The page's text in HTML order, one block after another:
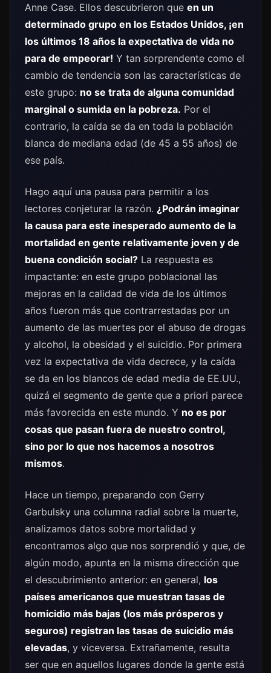
Anne Case. Ellos descubrieron que en un
determinado grupo en los Estados Unidos, ¡en
los últimos 18 años la expectativa de vida no
para de empeorar! Y tan sorprendente como el
cambio de tendencia son las características de
este grupo: no se trata de alguna comunidad
marginal o sumida en la pobreza. Por el
contrario, la caída se da en toda la población
blanca de mediana edad (de 45 a 55 años) de
ese país.
Hago aquí una pausa para permitir a los
lectores conjeturar la razón. ¿Podrán imaginar
la causa para este inesperado aumento de la
mortalidad en gente relativamente joven y de
buena condición social? La respuesta es
impactante: en este grupo poblacional las
mejoras en la calidad de vida de los últimos
años fueron más que contrarrestadas por un
aumento de las muertes por el abuso de drogas
y alcohol, la obesidad y el suicidio. Por primera
vez la expectativa de vida decrece, y la caída
se da en los blancos de edad media de EE.UU.,
quizá el segmento de gente que a priori parece
más favorecida en este mundo. Y no es por
cosas que pasan fuera de nuestro control,
sino por lo que nos hacemos a nosotros
mismos.
Hace un tiempo, preparando con Gerry
Garbulsky una columna radial sobre la muerte,
analizamos datos sobre mortalidad y
encontramos algo que nos sorprendió y que, de
algún modo, apunta en la misma dirección que
el descubrimiento anterior: en general, los
países americanos que muestran tasas de
homicidio más bajas (los más prósperos y
seguros) registran las tasas de suicidio más
elevadas, y viceversa. Extrañamente, resulta
ser que en aquellos lugares donde la gente está